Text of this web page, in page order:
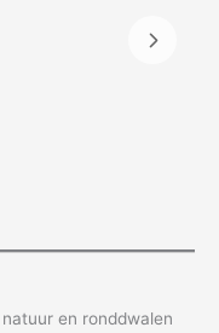
en ronddwalen